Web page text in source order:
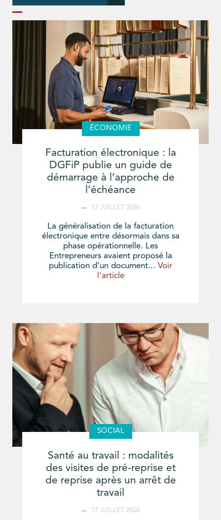
ÉCONOMIE
Facturation électronique : la
DGFiP publie un guide de
démarrage à l’approche de
l’échéance
17 JUILLET 2026
La généralisation de la facturation
électronique entre désormais dans sa
phase opérationnelle. Les
Entrepreneurs avaient proposé la
publication d’un document... Voir
l'article
SOCIAL
Santé au travail : modalités
des visites de pré-reprise et
de reprise après un arrêt de
travail
17 JUILLET 2026